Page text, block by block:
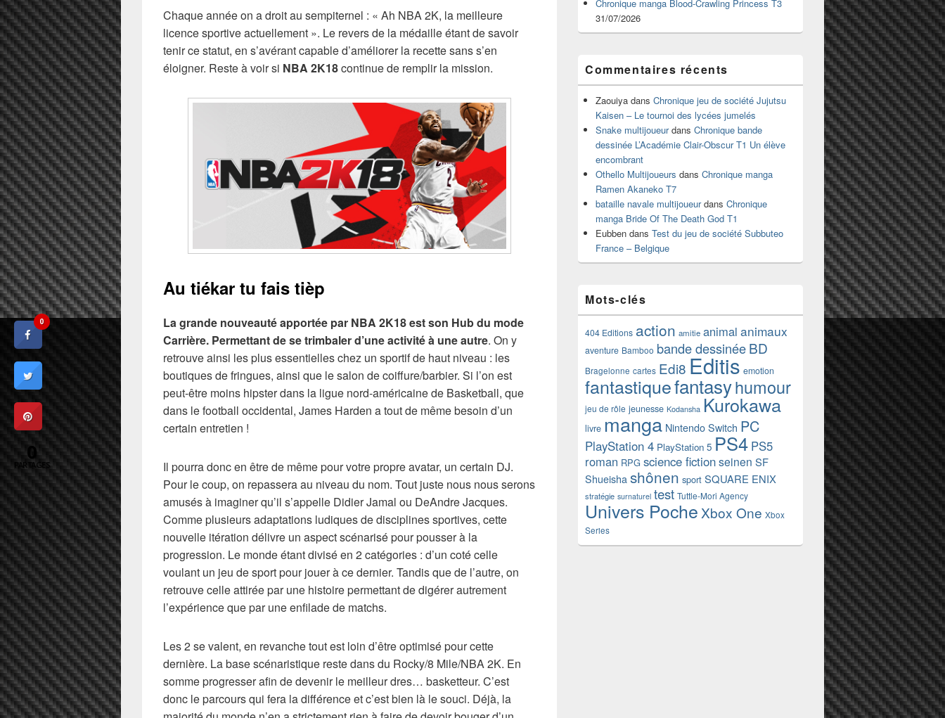
Chaque année on a droit au sempiternel : « Ah NBA 2K, la meilleure
licence sportive actuellement ». Le revers de la médaille étant de savoir
tenir ce statut, en s’avérant capable d’améliorer la recette sans s’en
éloigner. Reste à voir si NBA 2K18continue de remplir la mission.
Au tiékar tu fais tièp
La grande nouveauté apportée par NBA 2K18 est son Hub du mode
Carrière. Permettant de se trimbaler d’une activité à une autre. On y
retrouve ainsi les plus essentielles chez un sportif de haut niveau : les
boutiques de fringues, ainsi que le salon de coiffure/barbier. Si l’on est
peut-être moins hipster dans la ligue nord-américaine de Basketball, que
dans le football occidental, James Harden a tout de même besoin d’un
certain entretien !
Il pourra donc en être de même pour votre propre avatar, un certain DJ.
Pour le coup, on repassera au niveau du nom. Tout juste nous nous serons
amusés à imaginer qu’il s’appelle Didier Jamal ou DeAndre Jacques.
Comme plusieurs adaptations ludiques de disciplines sportives, cette
nouvelle itération délivre un aspect scénarisé pour pousser à la
progression. Le monde étant divisé en 2 catégories : d’un coté celle
voulant un jeu de sport pour jouer à ce dernier. Tandis que de l’autre, on
retrouve celle attirée par une histoire permettant de digérer autrement
l’expérience que par une enfilade de matchs.
Les 2 se valent, en revanche tout est loin d’être optimisé pour cette
dernière. La base scénaristique reste dans du Rocky/8 Mile/NBA 2K. En
somme progresser afin de devenir le meilleur dres… basketteur. C’est
donc le parcours qui fera la différence et c’est bien là le souci. Déjà, la
Chronique manga Blood-Crawling Princess T3
31/07/2026
Commentaires récents
Zaouiya dans Chronique jeu de société Jujutsu
Kaisen – Le tournoi des lycées jumelés
Snake multijoueurdans Chronique bande
dessinée L’Académie Clair-Obscur T1 Un élève
encombrant
Othello Multijoueurs dans Chronique manga
Ramen Akaneko T7
bataille navale multijoueurdans Chronique
manga Bride Of The Death God T1
Eubben dans Test du jeu de société Subbuteo
France – Belgique
Mots-clés
404 Editions action amitie animal animaux
aventure Bamboo bande dessinéeBD
Bragelonne cartes Edi8 Editis emotion
fantastiquefantasyhumour
jeu de rôle jeunesse Kodansha Kurokawa
livre manga Nintendo Switch PC
PlayStation 4 PlayStation 5 PS4 PS5
roman RPG science fictionseinen SF
Shueisha shônen sport SQUARE ENIX
stratégie surnaturel test Tuttle-Mori Agency
Univers Poche Xbox One Xbox
Series
0
0
PARTAGES